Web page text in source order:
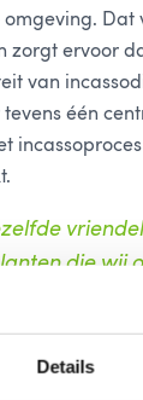
Details
Dat
zorgt ervoor
van
één
die wij
service.”
zetten